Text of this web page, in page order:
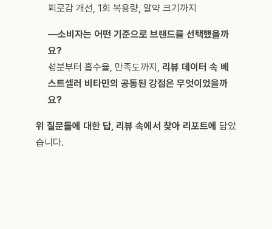
피로감 개선, 1회 복용량, 알약 크기까지
—소비자는 어떤 기준으로 브랜드를 선택했을까
요?
성분부터 흡수율, 만족도까지, 리뷰 데이터 속 베
스트셀러 비타민의 공통된 강점은 무엇이었을까
요?
위 질문들에 대한 답, 리뷰 속에서 찾아 리포트에 담았
습니다.